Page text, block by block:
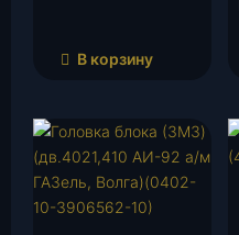
В корзину